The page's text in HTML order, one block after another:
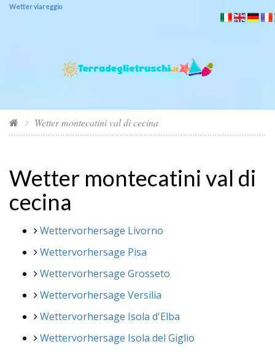
Wetter viareggio
Wetter montecatini val di cecina
Wetter montecatini val di
cecina
Wettervorhersage Livorno
Wettervorhersage Pisa
Wettervorhersage Grosseto
Wettervorhersage Versilia
Wettervorhersage Isola d'Elba
Wettervorhersage Isola del Giglio